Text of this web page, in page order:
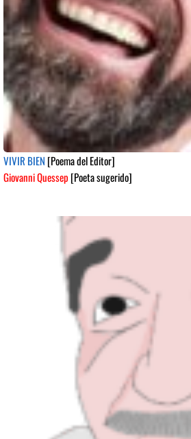
VIVIR BIEN [Poema del Editor]
Giovanni Quessep [Poeta sugerido]